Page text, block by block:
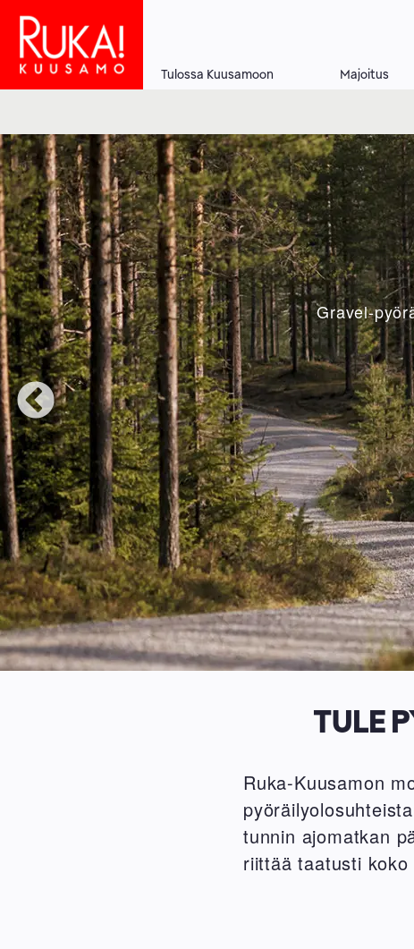
Hyppää
pääsisältöön
navigation
Tulossa Kuusamoon Majoitus
Gravel-
TULE
Ruka-Kuusamon
tunnin ajomatkan
riittää taatusti koko